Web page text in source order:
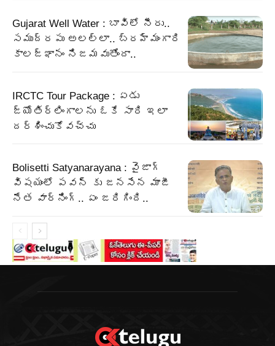
Gujarat Well Water : బావిలో నీరు..
సముద్రపు అలల్లా.. బ్రహ్మంగారి
కాలజ్ఞానం నిజమవుతోందా..
IRCTC Tour Package : ఏడు
జ్యోతిర్లింగాలను ఓకే సారి ఇలా
దర్శించుకోవచ్చు
Bolisetti Satyanarayana : వైజాగ్
విషయంలో పవన్ కు జనసేన మాజీ
నేత వార్నింగ్.. ఏం జరిగింది..